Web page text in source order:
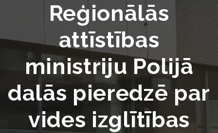
Reģionālās
attīstības
ministriju Polijā
dalās pieredzē par
vides izglītības